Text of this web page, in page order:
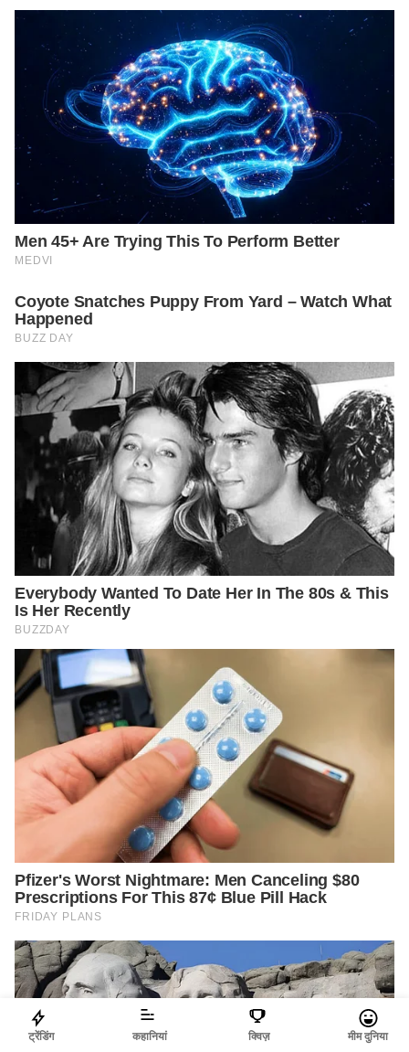
ट्रेंडिंग कहानियां क्विज़ मीम दुनिया